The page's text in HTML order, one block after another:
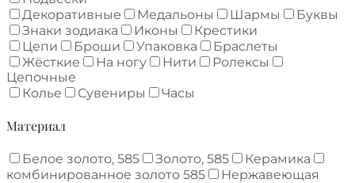
Декоративные
Медальоны Шармы
Буквы
Знаки зодиака
Иконы
Крестики
Цепи
Броши Упаковка
Браслеты
Жёсткие
На ногу Нити
Ролексы
Цепочные
Колье
Сувениры Часы
Материал
Белое золото, 585 Золото, 585
Керамика
комбинированное золото 585
Нержавеющая